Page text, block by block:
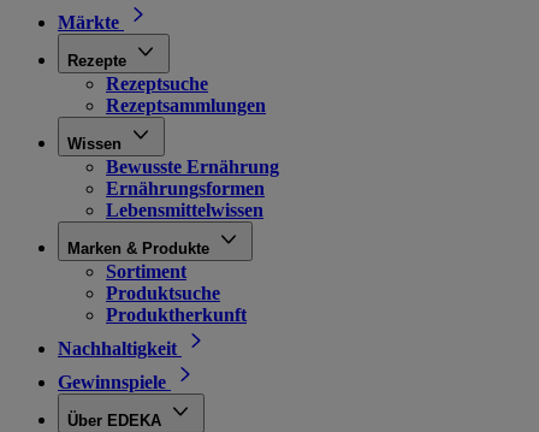
Märkte
Rezepte
Rezeptsuche
Rezeptsammlungen
Wissen
Bewusste Ernährung
Ernährungsformen
Lebensmittelwissen
Marken & Produkte
Sortiment
Produktsuche
Produktherkunft
Nachhaltigkeit
Gewinnspiele
Über EDEKA